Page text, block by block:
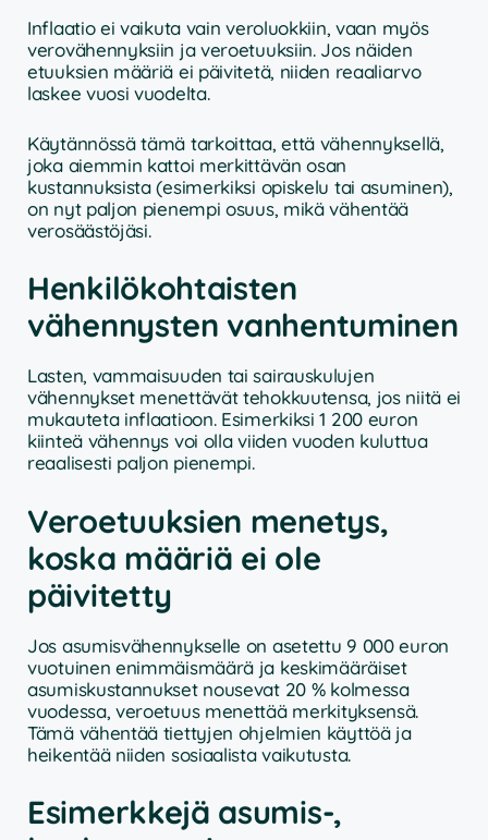
Inflaatio ei vaikuta vain veroluokkiin, vaan myös
verovähennyksiin ja veroetuuksiin. Jos näiden
etuuksien määriä ei päivitetä, niiden reaaliarvo
laskee vuosi vuodelta.
Käytännössä tämä tarkoittaa, että vähennyksellä,
joka aiemmin kattoi merkittävän osan
kustannuksista (esimerkiksi opiskelu tai asuminen),
on nyt paljon pienempi osuus, mikä vähentää
verosäästöjäsi.
Henkilökohtaisten
vähennysten vanhentuminen
Lasten, vammaisuuden tai sairauskulujen
vähennykset menettävät tehokkuutensa, jos niitä ei
mukauteta inflaatioon. Esimerkiksi 1 200 euron
kiinteä vähennys voi olla viiden vuoden kuluttua
reaalisesti paljon pienempi.
Veroetuuksien menetys,
koska määriä ei ole
päivitetty
Jos asumisvähennykselle on asetettu 9 000 euron
vuotuinen enimmäismäärä ja keskimääräiset
asumiskustannukset nousevat 20 % kolmessa
vuodessa, veroetuus menettää merkityksensä.
Tämä vähentää tiettyjen ohjelmien käyttöä ja
heikentää niiden sosiaalista vaikutusta.
Esimerkkejä asumis-,